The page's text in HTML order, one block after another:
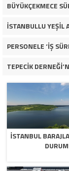
İSTANBULLU YEŞİL
PERSONELE ‘İŞ
İSTANBUL